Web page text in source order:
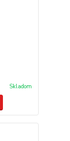
Skladom